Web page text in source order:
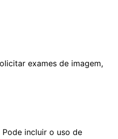
exames de imagem,
incluir o uso de